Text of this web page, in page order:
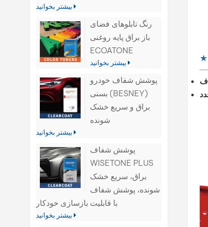
رنگ تابلوهای فضای
باز براق پایه روغنی
ECOATONE
پوشش شفاف خودرو
بسنی (BESNEY)
براق و سریع خشک
شونده
پوشش شفاف
WISETONE PLUS
براق، سریع خشک
شونده، پوشش شفاف
با قابلیت بازسازی خودکار
★